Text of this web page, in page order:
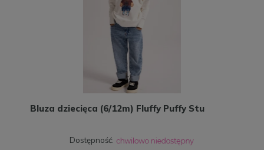
Bluza dziecięca (6/12m) Fluffy Puffy Stu
Dostępność: